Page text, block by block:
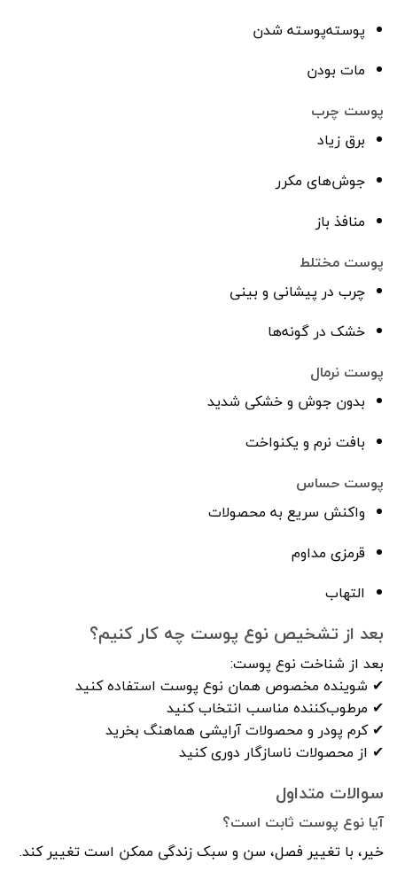
پوسته‌پوسته شدن
مات بودن
پوست چرب
برق زیاد
جوش‌های مکرر
منافذ باز
پوست مختلط
چرب در پیشانی و بینی
خشک در گونه‌ها
پوست نرمال
بدون جوش و خشکی شدید
بافت نرم و یکنواخت
پوست حساس
واکنش سریع به محصولات
قرمزی مداوم
التهاب
بعد از تشخیص نوع پوست چه کار کنیم؟
بعد از شناخت نوع پوست:
✔ شوینده مخصوص همان نوع پوست استفاده کنید
✔ مرطوب‌کننده مناسب انتخاب کنید
✔ کرم پودر و محصولات آرایشی هماهنگ بخرید
✔ از محصولات ناسازگار دوری کنید
سوالات متداول
آیا نوع پوست ثابت است؟
خیر، با تغییر فصل، سن و سبک زندگی ممکن است تغییر کند.